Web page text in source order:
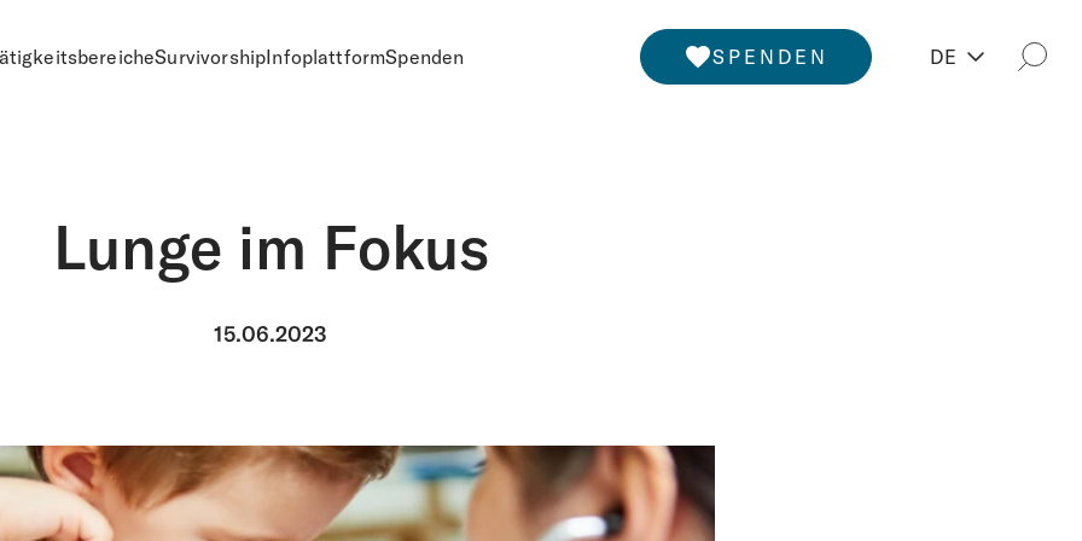
SurvivorshipInfoplattformSpenden SPENDEN DE
Lunge im Fokus
15.06.2023